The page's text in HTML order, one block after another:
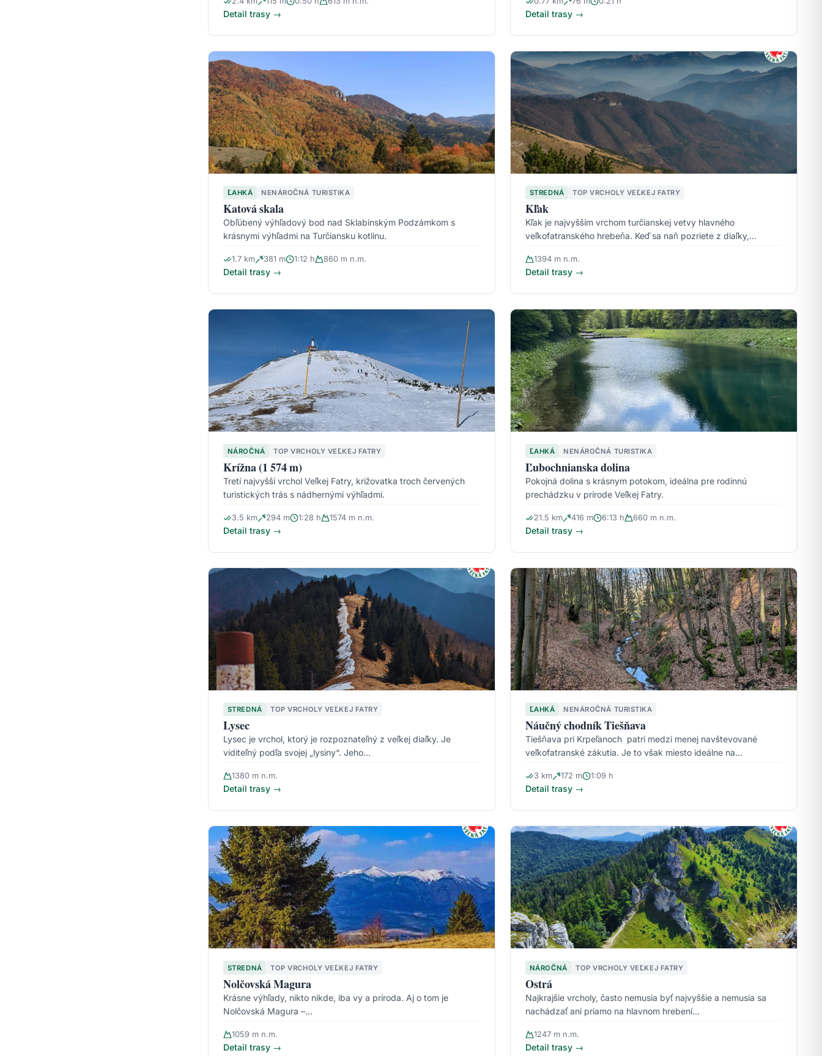
Detail trasy → Detail trasy →
ĽAHKÁ NENÁROČNÁ TURISTIKA
Katová skala
Obľúbený výhľadový bod nad Sklabinským Podzámkom s
krásnymi výhľadmi na Turčiansku kotlinu.
1.7 km 381 m 1:12 h 860 m n.m.
Detail trasy →
STREDNÁ TOP VRCHOLY VEĽKEJ FATRY
Kľak
Kľak je najvyšším vrchom turčianskej vetvy hlavného
veľkofatranského hrebeňa. Keď sa naň pozriete z diaľky,…
1394 m n.m.
Detail trasy →
NÁROČNÁ TOP VRCHOLY VEĽKEJ FATRY
Krížna (1 574 m)
Tretí najvyšší vrchol Veľkej Fatry, križovatka troch červených
turistických trás s nádhernými výhľadmi.
3.5 km 294 m 1:28 h 1574 m n.m.
Detail trasy →
ĽAHKÁ NENÁROČNÁ TURISTIKA
Ľubochnianska dolina
Pokojná dolina s krásnym potokom, ideálna pre rodinnú
prechádzku v prírode Veľkej Fatry.
21.5 km 416 m 6:13 h 660 m n.m.
Detail trasy →
STREDNÁ TOP VRCHOLY VEĽKEJ FATRY
Lysec
Lysec je vrchol, ktorý je rozpoznateľný z veľkej diaľky. Je
viditeľný podľa svojej „lysiny“. Jeho…
1380 m n.m.
Detail trasy →
ĽAHKÁ NENÁROČNÁ TURISTIKA
Náučný chodník Tiešňava
Tiešňava pri Krpeľanoch patrí medzi menej navštevované
veľkofatranské zákutia. Je to však miesto ideálne na…
3 km 172 m 1:09 h
Detail trasy →
STREDNÁ TOP VRCHOLY VEĽKEJ FATRY
Nolčovská Magura
Krásne výhľady, nikto nikde, iba vy a príroda. Aj o tom je
Nolčovská Magura –…
1059 m n.m.
Detail trasy →
NÁROČNÁ TOP VRCHOLY VEĽKEJ FATRY
Ostrá
Najkrajšie vrcholy, často nemusia byť najvyššie a nemusia sa
nachádzať ani priamo na hlavnom hrebení…
1247 m n.m.
Detail trasy →